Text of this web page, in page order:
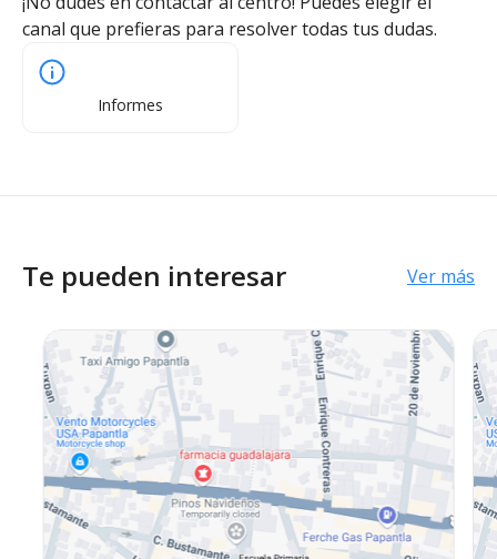
canal que prefieras para resolver todas tus dudas.
Informes
Te pueden interesar Ver más